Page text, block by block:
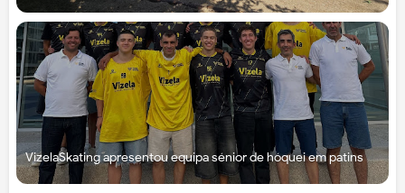
VizelaSkating apresentou equipa sénior de hóquei em patins